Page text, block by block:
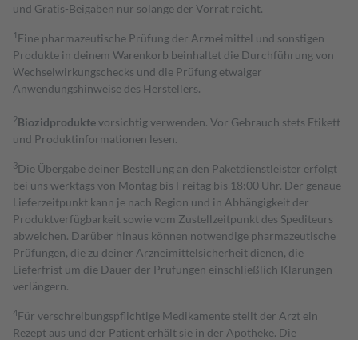
und Gratis-Beigaben nur solange der Vorrat reicht.
1 Eine pharmazeutische Prüfung der Arzneimittel und sonstigen
Produkte in deinem Warenkorb beinhaltet die Durchführung von
Wechselwirkungschecks und die Prüfung etwaiger
Anwendungshinweise des Herstellers.
2Biozidproduktevorsichtig verwenden. Vor Gebrauch stets Etikett
und Produktinformationen lesen.
3Die Übergabe deiner Bestellung an den Paketdienstleister erfolgt
bei uns werktags von Montag bis Freitag bis 18:00 Uhr. Der genaue
Lieferzeitpunkt kann je nach Region und in Abhängigkeit der
Produktverfügbarkeit sowie vom Zustellzeitpunkt des Spediteurs
abweichen. Darüber hinaus können notwendige pharmazeutische
Prüfungen, die zu deiner Arzneimittelsicherheit dienen, die
Lieferfrist um die Dauer der Prüfungen einschließlich Klärungen
verlängern.
4Für verschreibungspflichtige Medikamente stellt der Arzt ein
Rezept aus und der Patient erhält sie in der Apotheke. Die